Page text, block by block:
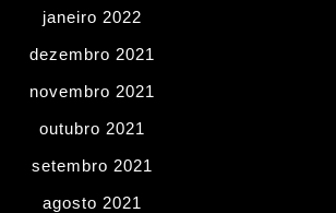
janeiro 2022
dezembro 2021
novembro 2021
outubro 2021
setembro 2021
agosto 2021